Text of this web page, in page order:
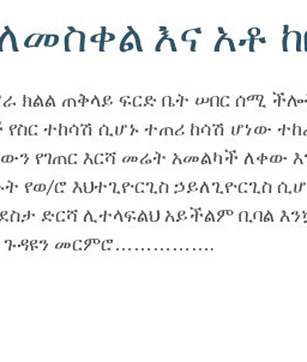
እና አቶ
ክልል ጠቅላይ ፍርድ ቤት ሠበር ሰሚ
ተከሳሽ ሲሆኑ ተጠሪ ከሳሽ ሆነው
የገጠር እርሻ መሬት አመልካች
የወ/ሮ እህተጊዮርጊስ ኃይለጊዮርጊስ
ድርሻ ሊተላፍልህ አይችልም ቢባል
ጉዳዩን መርምሮ…………….